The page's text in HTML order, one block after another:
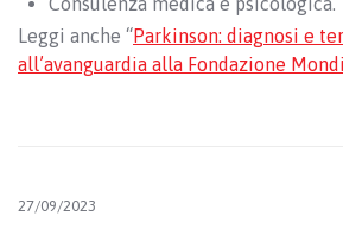
Leggi anche “Parkinson: diagnosi e
all’avanguardia alla Fondazione
27/09/2023